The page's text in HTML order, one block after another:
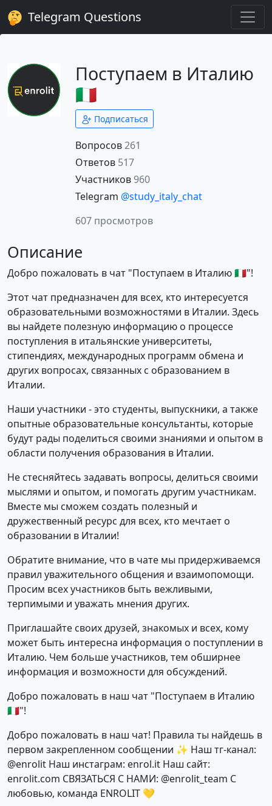
Telegram Questions
Поступаем в Италию
🇮🇹
Подписаться
Вопросов261
Ответов 517
Участников960
Telegram @study_italy_chat
607 просмотров
Описание
Добро пожаловать в чат "Поступаем в Италию 🇮🇹"!
Этот чат предназначен для всех, кто интересуется
образовательными возможностями в Италии. Здесь
вы найдете полезную информацию о процессе
поступления в итальянские университеты,
стипендиях, международных программ обмена и
других вопросах, связанных с образованием в
Италии.
Наши участники - это студенты, выпускники, а также
опытные образовательные консультанты, которые
будут рады поделиться своими знаниями и опытом в
области получения образования в Италии.
Не стесняйтесь задавать вопросы, делиться своими
мыслями и опытом, и помогать другим участникам.
Вместе мы сможем создать полезный и
дружественный ресурс для всех, кто мечтает о
образовании в Италии!
Обратите внимание, что в чате мы придерживаемся
правил уважительного общения и взаимопомощи.
Просим всех участников быть вежливыми,
терпимыми и уважать мнения других.
Приглашайте своих друзей, знакомых и всех, кому
может быть интересна информация о поступлении в
Италию. Чем больше участников, тем обширнее
информация и возможности для обсуждений.
Добро пожаловать в наш чат "Поступаем в Италию
🇮🇹"!
Добро пожаловать в наш чат! Правила ты найдешь в
первом закрепленном сообщении ✨ Наш тг-канал:
@enrolit Наш инстаграм: enrol.it Наш сайт:
enrolit.com СВЯЗАТЬСЯ С НАМИ: @enrolit_team С
любовью, команда ENROLIT 💛